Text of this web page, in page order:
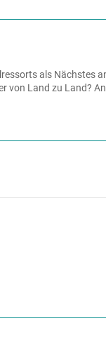
als Nächstes
von Land zu Land?